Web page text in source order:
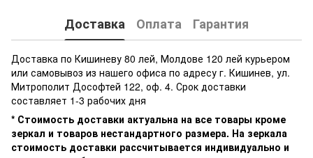
Доставка Оплата Гарантия
Доставка по Кишиневу 80 лей, Молдове 120 лей курьером
или самовывоз из нашего офиса по адресу г. Кишинев, ул.
Митрополит Дософтей 122, оф. 4. Срок доставки
составляет 1-3 рабочих дня
* Стоимость доставки актуальна на все товары кроме
зеркал и товаров нестандартного размера. На зеркала
стоимость доставки рассчитывается индивидуально и